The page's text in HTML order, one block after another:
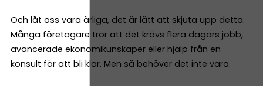
Och låt oss vara ärliga, det är lätt att skjuta upp detta.
Många företagare tror att det krävs flera dagars jobb,
avancerade ekonomikunskaper eller hjälp från en
konsult för att bli klar. Men så behöver det inte vara.